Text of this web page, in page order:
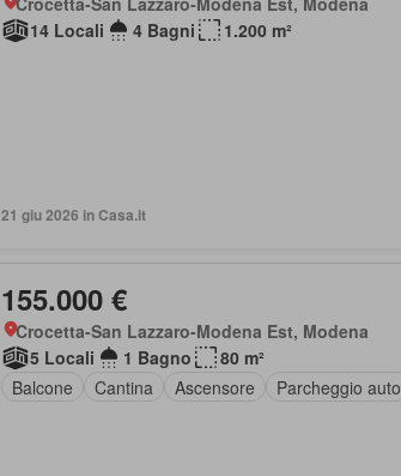
14 Locali
4 Bagni 1.200 m²
21 giu 2026 in Casa.it
155.000 €
Crocetta-San Lazzaro-Modena Est, Modena
5 Locali
1 Bagno
80 m²
Balcone
Cantina Ascensore Parcheggio auto